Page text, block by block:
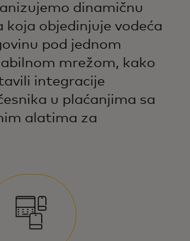
dinamičnu
koja objedinjuje vodeća
pod jednom
mrežom, kako
integracije
u plaćanjima sa
alatima za